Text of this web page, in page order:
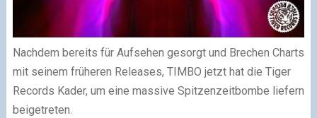
Nachdem bereits für Aufsehen gesorgt und Brechen Charts
mit seinem früheren Releases, TIMBO jetzt hat die Tiger
Records Kader, um eine massive Spitzenzeitbombe liefern
beigetreten.